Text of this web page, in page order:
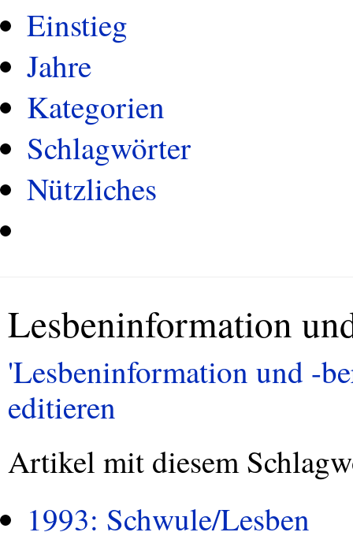
Einstieg
Jahre
Kategorien
Schlagwörter
Nützliches
Lesbeninformation
'Lesbeninformation und -
editieren
Artikel mit diesem
1993: Schwule/Lesben